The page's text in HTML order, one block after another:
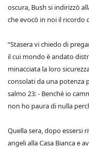
oscura, Bush si indirizzò
che evocò in noi il ricordo
“Stasera vi chiedo di
il cui mondo è andato
minacciata la loro
consolati da una potenza
salmo 23: - Benché io
non ho paura di nulla
Quella sera, dopo essersi
angeli alla Casa Bianca e